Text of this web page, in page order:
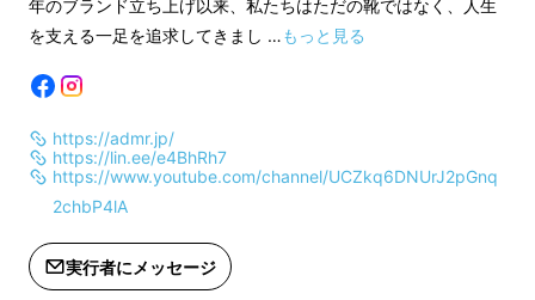
※以下のように応援購入者様都合の再
配送または転送となった際は、着払い
下さい。
・長期不在で返送された
・受け取らなかった
・住所変更をプロジェクト実行者へ連
絡しなかった
・長期不在で返送
年のブランド立ち上げ以来、私たちはただの靴ではなく、人生
を支える一足を追求してきまし …もっと見る
https://admr.jp/
https://lin.ee/e4BhRh7
https://www.youtube.com/channel/UCZkq6DNUrJ2pGnq
2chbP4lA
実行者にメッセージ